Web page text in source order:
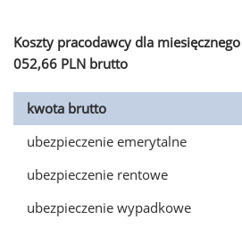
Koszty pracodawcy dla
052,66 PLN brutto
kwota brutto
ubezpieczenie emerytalne
ubezpieczenie rentowe
ubezpieczenie wypadkowe